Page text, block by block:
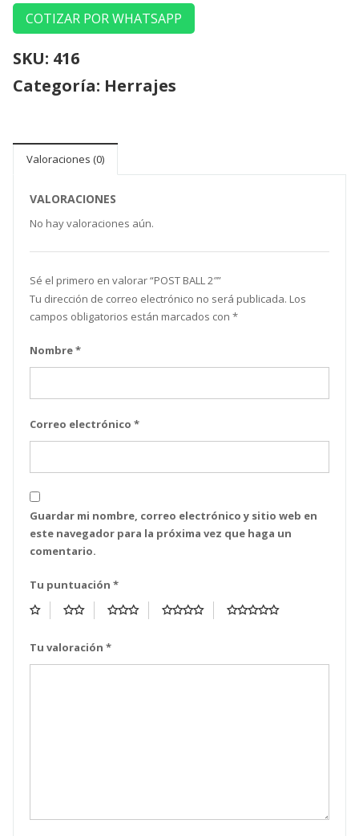
COTIZAR POR WHATSAPP
SKU: 416
Categoría: Herrajes
Valoraciones (0)
VALORACIONES
No hay valoraciones aún.
Sé el primero en valorar “ POST BALL 2″”
Tu dirección de correo electrónico no será publicada. Los
campos obligatorios están marcados con *
Nombre*
Correo electrónico *
Guardar mi nombre, correo electrónico y sitio web en
este navegador para la próxima vez que haga un
comentario.
Tu puntuación *
Tu valoración *